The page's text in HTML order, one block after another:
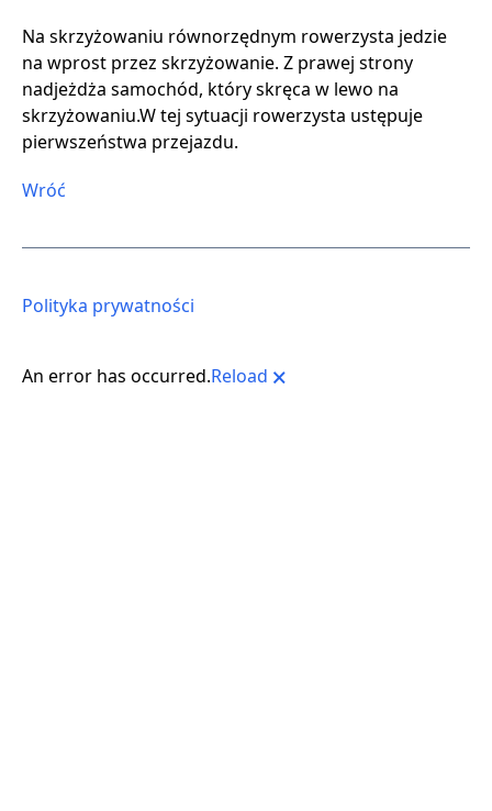
Na skrzyżowaniu równorzędnym rowerzysta jedzie
na wprost przez skrzyżowanie. Z prawej strony
nadjeżdża samochód, który skręca w lewo na
skrzyżowaniu.W tej sytuacji rowerzysta ustępuje
pierwszeństwa przejazdu.
Wróć
Polityka prywatności
An error has occurred.Reload 🗙